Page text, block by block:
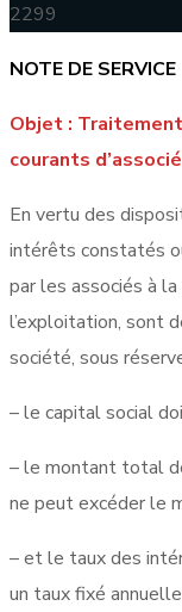
2299
NOTE DE SERVICE
Objet :
courants
En vertu des
intérêts constatés
par les associés à
l’exploitation, sont
société, sous
– le capital social
– le montant total
ne peut excéder le
– et le taux des
un taux fixé